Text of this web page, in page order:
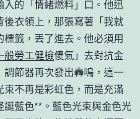
入的「情緒燃料」口。他迅
後衣領上，那張寫著「我就
標籤，丟了進去。他必須用
般勞工健檢傻氣」去對抗金
調節器再次發出轟鳴，這一
束不再是彩虹色，而是充滿
誕藍色**。藍色光束與金色光